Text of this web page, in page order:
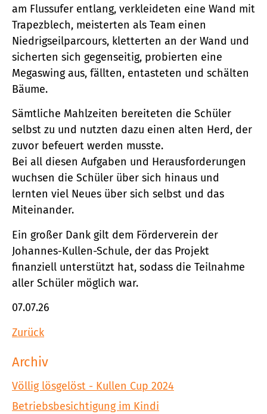
am Flussufer entlang, verkleideten eine Wand mit
Trapezblech, meisterten als Team einen
Niedrigseilparcours, kletterten an der Wand und
sicherten sich gegenseitig, probierten eine
Megaswing aus, fällten, entasteten und schälten
Bäume.
Sämtliche Mahlzeiten bereiteten die Schüler
selbst zu und nutzten dazu einen alten Herd, der
zuvor befeuert werden musste.
Bei all diesen Aufgaben und Herausforderungen
wuchsen die Schüler über sich hinaus und
lernten viel Neues über sich selbst und das
Miteinander.
Ein großer Dank gilt dem Förderverein der
Johannes-Kullen-Schule, der das Projekt
finanziell unterstützt hat, sodass die Teilnahme
aller Schüler möglich war.
07.07.26
Zurück
Archiv
Völlig lösgelöst - Kullen Cup 2024
Betriebsbesichtigung im Kindi